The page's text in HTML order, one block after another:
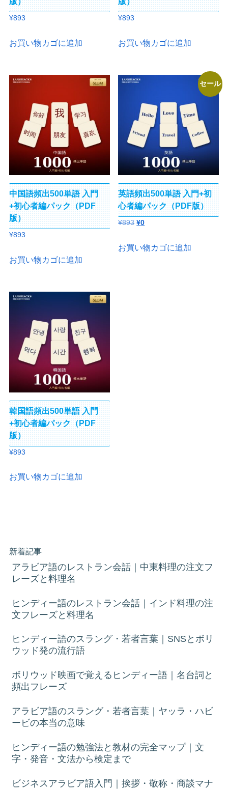
¥893
お買い物カゴに追加
¥893
お買い物カゴに追加
中国語頻出500単語 入門
+初心者編パック（PDF
版）
¥893
お買い物カゴに追加
セール
英語頻出500単語 入門+初
心者編パック（PDF版）
¥893 元
価
¥0現
の
お買い物カゴに追加
韓国語頻出500単語 入門
+初心者編パック（PDF
版）
¥893
お買い物カゴに追加
新着記事
アラビア語のレストラン会話｜中東料理の注文フ
レーズと料理名
ヒンディー語のレストラン会話｜インド料理の注
文フレーズと料理名
ヒンディー語のスラング・若者言葉｜SNSとボリ
ウッド発の流行語
ボリウッド映画で覚えるヒンディー語｜名台詞と
頻出フレーズ
アラビア語のスラング・若者言葉｜ヤッラ・ハビ
ービの本当の意味
ヒンディー語の勉強法と教材の完全マップ｜文
字・発音・文法から検定まで
ビジネスアラビア語入門｜挨拶・敬称・商談マナ